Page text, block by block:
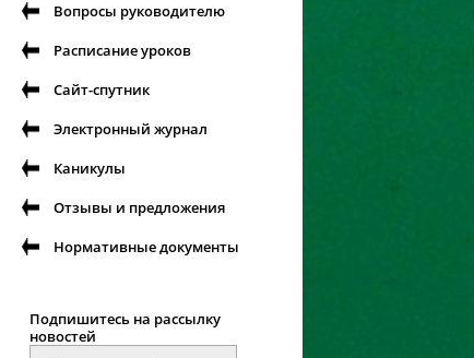
Вопросы руководителю
Расписание уроков
Сайт-спутник
Электронный журнал
Каникулы
Отзывы и предложения
Нормативные документы
Подпишитесь на рассылку
новостей